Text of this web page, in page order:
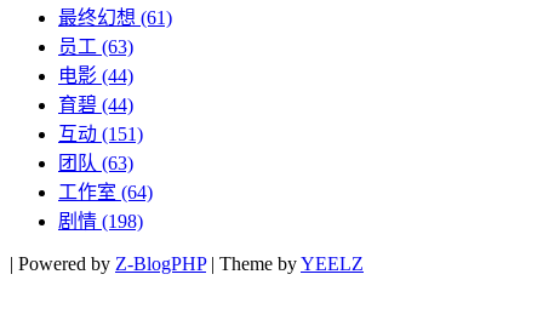
最终幻想 (61)
员工 (63)
电影 (44)
育碧 (44)
互动 (151)
团队 (63)
工作室 (64)
剧情 (198)
| Powered by Z-BlogPHP | Theme byYEELZ